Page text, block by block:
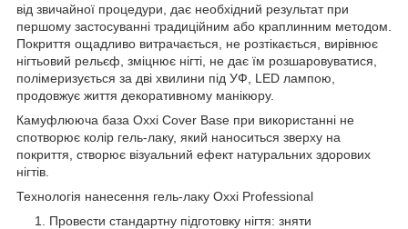
від звичайної процедури, дає необхідний результат при
першому застосуванні традиційним або краплинним методом.
Покриття ощадливо витрачається, не розтікається, вирівнює
нігтьовий рельєф, зміцнює нігті, не дає їм розшаровуватися,
полімеризується за дві хвилини під УФ, LED лампою,
продовжує життя декоративному манікюру.
Камуфлююча база Oxxi Cover Base при використанні не
спотворює колір гель-лаку, який наноситься зверху на
покриття, створює візуальний ефект натуральних здорових
нігтів.
Технологія нанесення гель-лаку Oxxi Professional
Провести стандартну підготовку нігтя: зняти